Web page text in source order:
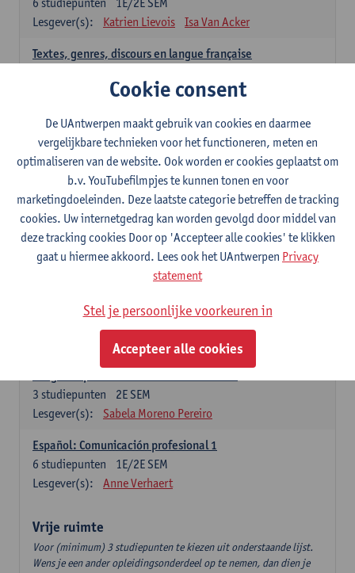
Lesgever(s):
Katrien Lievois Isa Van Acker
Textes, genres, discours en langue française
Kris Peeters
Spaans: verplichte opleidingsonderdelen
Gramática española 1
1E SEM
studiepunten
Lesgever(s):
Anne Verhaert
Gramática española 2
2E SEM
3studiepunten
Anne Verhaert
Lengua española: Destrezas básicas
Sabela Moreno Pereiro
2E SEM
3 studiepunten
Lesgever(s):
Sabela Moreno Pereiro
Español: Comunicación profesional 1
1E/2E SEM
6 studiepunten
Lesgever(s):
Anne Verhaert
Vrije ruimte
Voor (minimum) 3 studiepunten te kiezen uit onderstaande lijst.
Wens je een ander opleidingsonderdeel op te nemen, dan dien je
Cookie consent
De UAntwerpen maakt gebruik van cookies en daarmee
vergelijkbare technieken voor het functioneren, meten en
optimaliseren van de website. Ook worden er cookies geplaatst om
b.v. YouTubefilmpjes te kunnen tonen en voor
marketingdoeleinden. Deze laatste categorie betreffen de tracking
cookies. Uw internetgedrag kan worden gevolgd door middel van
deze tracking cookies Door op 'Accepteer alle cookies' te klikken
gaat u hiermee akkoord. Lees ook het UAntwerpen Privacy
statement
Stel je persoonlijke voorkeuren in
Accepteer alle cookies